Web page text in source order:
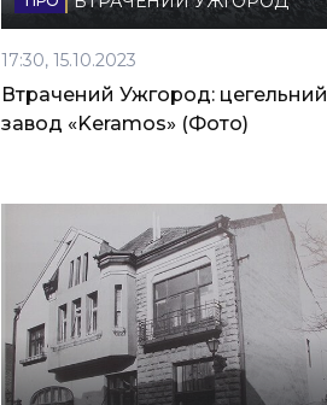
17:30, 15.10.2023
Втрачений Ужгород: цегельний
завод «Keramos» (Фото)